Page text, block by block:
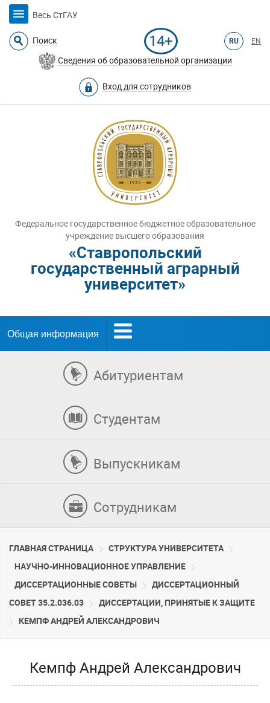
Весь СтГАУ
Поиск 14+ RU EN
Сведения об образовательной организации
Вход для сотрудников
Федеральное государственное бюджетное образовательное
учреждение высшего образования
«Ставропольский
государственный аграрный
университет»
Общая информация
Абитуриентам
Студентам
Выпускникам
Сотрудникам
ГЛАВНАЯ СТРАНИЦА
CТРУКТУРА УНИВЕРСИТЕТА
НАУЧНО-ИННОВАЦИОННОЕ УПРАВЛЕНИЕ
ДИССЕРТАЦИОННЫЕ СОВЕТЫ
ДИССЕРТАЦИОННЫЙ
СОВЕТ 35.2.036.03
ДИССЕРТАЦИИ, ПРИНЯТЫЕ К ЗАЩИТЕ
КЕМПФ АНДРЕЙ АЛЕКСАНДРОВИЧ
Кемпф Андрей Александрович